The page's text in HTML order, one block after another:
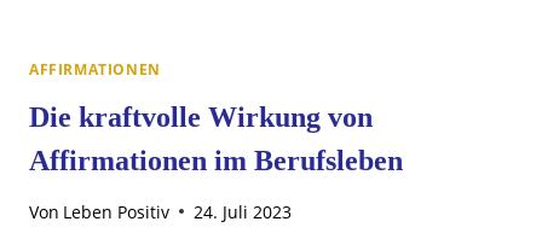
AFFIRMATIONEN
Die kraftvolle Wirkung von
Affirmationen im Berufsleben
Von Leben Positiv 24. Juli 2023